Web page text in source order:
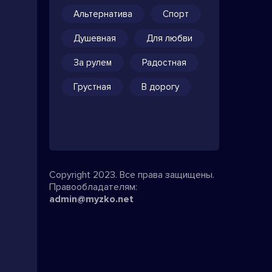
Альтернатива Спорт
Душевная Для любви
За рулем Радостная
Грустная В дорогу
Copyright 2023. Все права защищены.
Правообладателям:
admin@myzko.net